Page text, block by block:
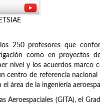
250 profesores que
como en proyectos
nivel y los acuerdos marco
centro de referencia
área de la ingeniería
(GITA), el